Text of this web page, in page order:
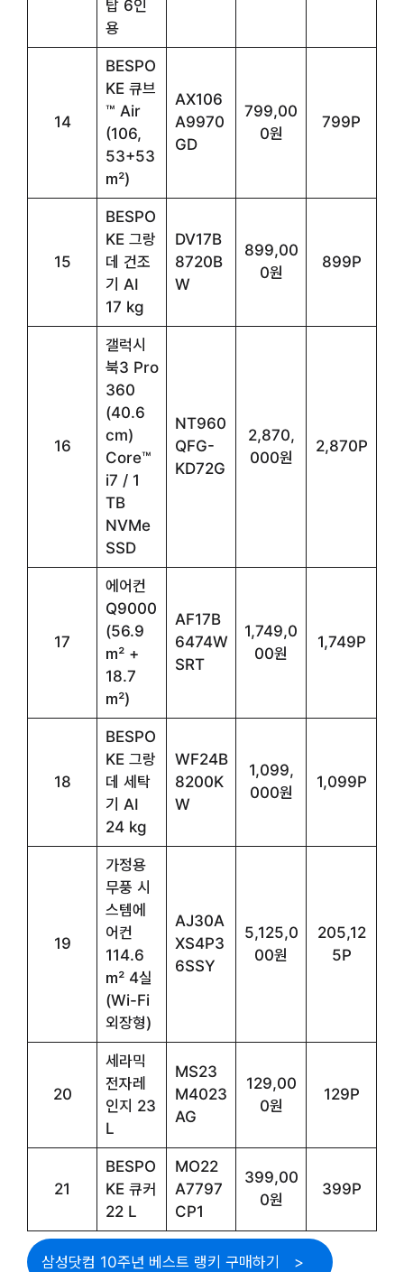
탑 6인
용
14
BESPO
KE 큐브
™ Air
(106,
53+53
㎡)
AX106
A9970
GD
799,00
0원
799P
15
BESPO
KE 그랑
데 건조
기 AI
17 kg
DV17B
8720B
W
899,00
0원
899P
16
갤럭시
북3 Pro
360
(40.6
cm)
Core™
i7 / 1
TB
NVMe
SSD
NT960
QFG-
KD72G
2,870,
000원
2,870P
17
에어컨
Q9000
(56.9
㎡ +
18.7
㎡)
AF17B
6474W
SRT
1,749,0
00원
1,749P
18
BESPO
KE 그랑
데 세탁
기 AI
24 kg
WF24B
8200K
W
1,099,
000원
1,099P
19
가정용
무풍 시
스템에
어컨
114.6
㎡ 4실
(Wi-Fi
외장형)
AJ30A
XS4P3
6SSY
5,125,0
00원
205,12
5P
20
세라믹
전자레
인지 23
L
MS23
M4023
AG
129,00
0원
129P
21
BESPO
KE 큐커
22 L
MO22
A7797
CP1
399,00
0원
399P
삼성닷컴 10주년 베스트 랭키 구매하기